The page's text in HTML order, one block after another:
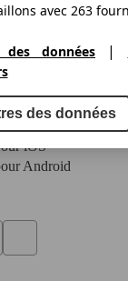
iOS
Android
avec 263
des données |
des données